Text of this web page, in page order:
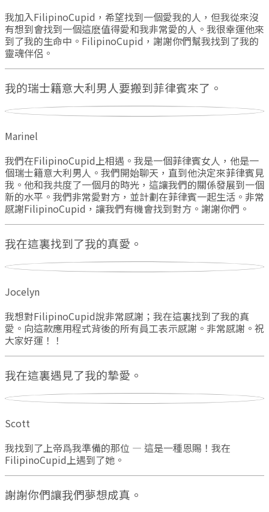
我加入FilipinoCupid，希望找到一個愛我的人，但我從來沒
有想到會找到一個這麽值得愛和我非常愛的人。我很幸運他來
到了我的生命中。FilipinoCupid，謝謝你們幫我找到了我的
靈魂伴侶。
我的瑞士籍意大利男人要搬到菲律賓來了。
Marinel
我們在FilipinoCupid上相遇。我是一個菲律賓女人，他是一
個瑞士籍意大利男人。我們開始聊天，直到他決定來菲律賓見
我。他和我共度了一個月的時光，這讓我們的關係發展到一個
新的水平。我們非常愛對方，並計劃在菲律賓一起生活。非常
感謝FilipinoCupid，讓我們有機會找到對方。謝謝你們。
我在這裏找到了我的真愛。
Jocelyn
我想對FilipinoCupid說非常感謝；我在這裏找到了我的真
愛。向這款應用程式背後的所有員工表示感謝。非常感謝。祝
大家好運！！
我在這裏遇見了我的摯愛。
Scott
我找到了上帝爲我準備的那位 — 這是一種恩賜！我在
FilipinoCupid上遇到了她。
謝謝你們讓我們夢想成真。